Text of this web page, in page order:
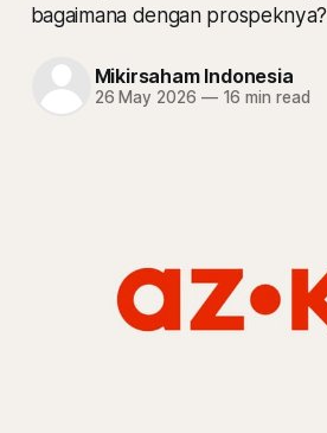
bagaimana dengan prospeknya?
Mikirsaham Indonesia
26 May 2026 —16 min read